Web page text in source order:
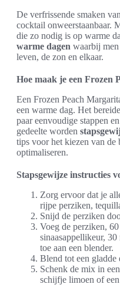
De verfrissende smaken
cocktail onweerstaanbaar.
die zo nodig is op warme
warme dagen waarbij men
leven, de zon en elkaar.
Hoe maak je een Frozen
Een Frozen Peach
een warme dag. Het
paar eenvoudige stappen
gedeelte worden
tips voor het kiezen van de
optimaliseren.
Stapsgewijze instructies
Zorg ervoor dat je
rijpe perziken,
Snijd de perziken
Voeg de perziken,
sinaasappellikeur,
toe aan een blender.
Blend tot een gladde
Schenk de mix in
schijfje limoen of